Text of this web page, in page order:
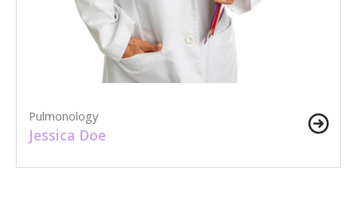
Pulmonology
Jessica Doe